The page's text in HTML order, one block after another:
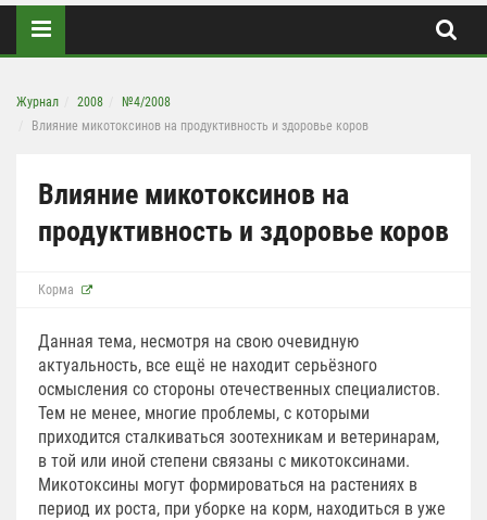
Журнал 2008
№4/2008
Влияние микотоксинов на продуктивность и здоровье коров
Влияние микотоксинов на
продуктивность и здоровье коров
Корма
Данная тема, несмотря на свою очевидную
актуальность, все ещё не находит серьёзного
осмысления со стороны отечественных специалистов.
Тем не менее, многие проблемы, с которыми
приходится сталкиваться зоотехникам и ветеринарам,
в той или иной степени связаны с микотоксинами.
Микотоксины могут формироваться на растениях в
период их роста, при уборке на корм, находиться в уже